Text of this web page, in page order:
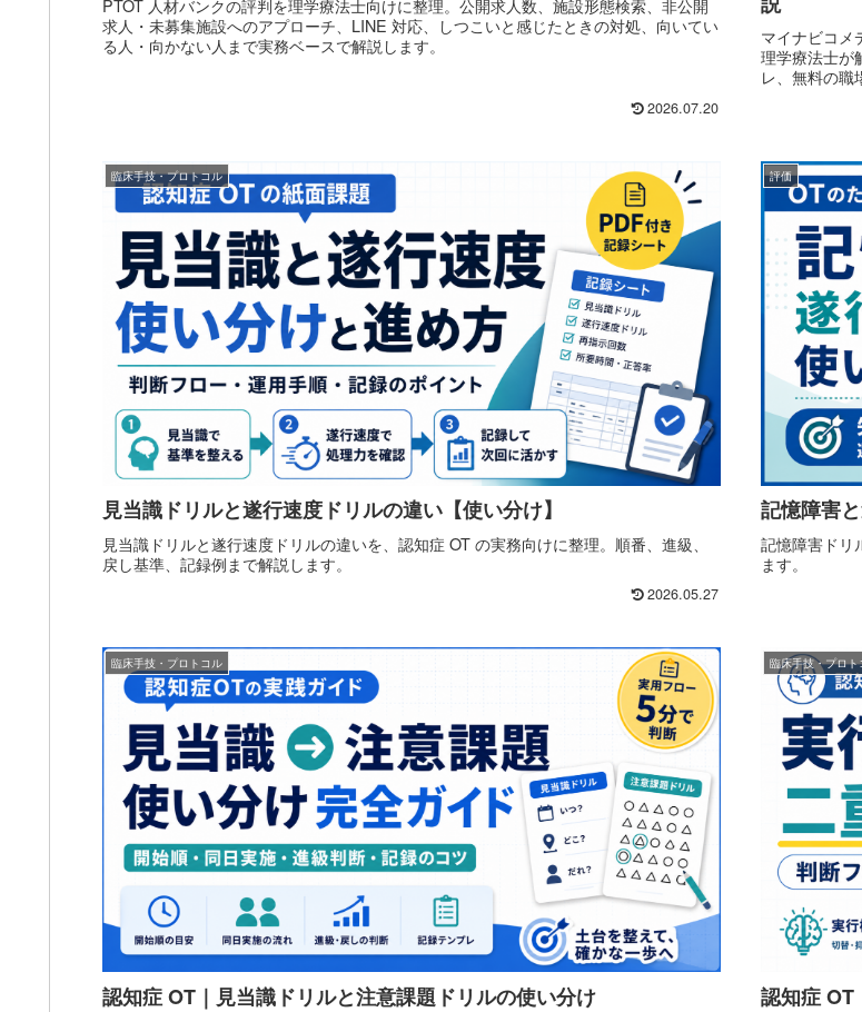
PTOT 人材バンクの評判を理学療法士向けに整理。公開求人数、施設形態検索、非公開
求人・未募集施設へのアプローチ、LINE 対応、しつこいと感じたときの対処、向いてい
る人・向かない人まで実務ベースで解説します。
2026.07.20
マイナビコメ
理学療法士が
レ、無料の職
臨床手技・プロトコル
見当識ドリルと遂行速度ドリルの違い【使い分け】
見当識ドリルと遂行速度ドリルの違いを、認知症 OT の実務向けに整理。順番、進級、
戻し基準、記録例まで解説します。
2026.05.27
評価
記憶障害
記憶障害ドリ
ます。
臨床手技・プロトコル
認知症 OT｜見当識ドリルと注意課題ドリルの使い分け
臨床手技・プロト
認知症 OT